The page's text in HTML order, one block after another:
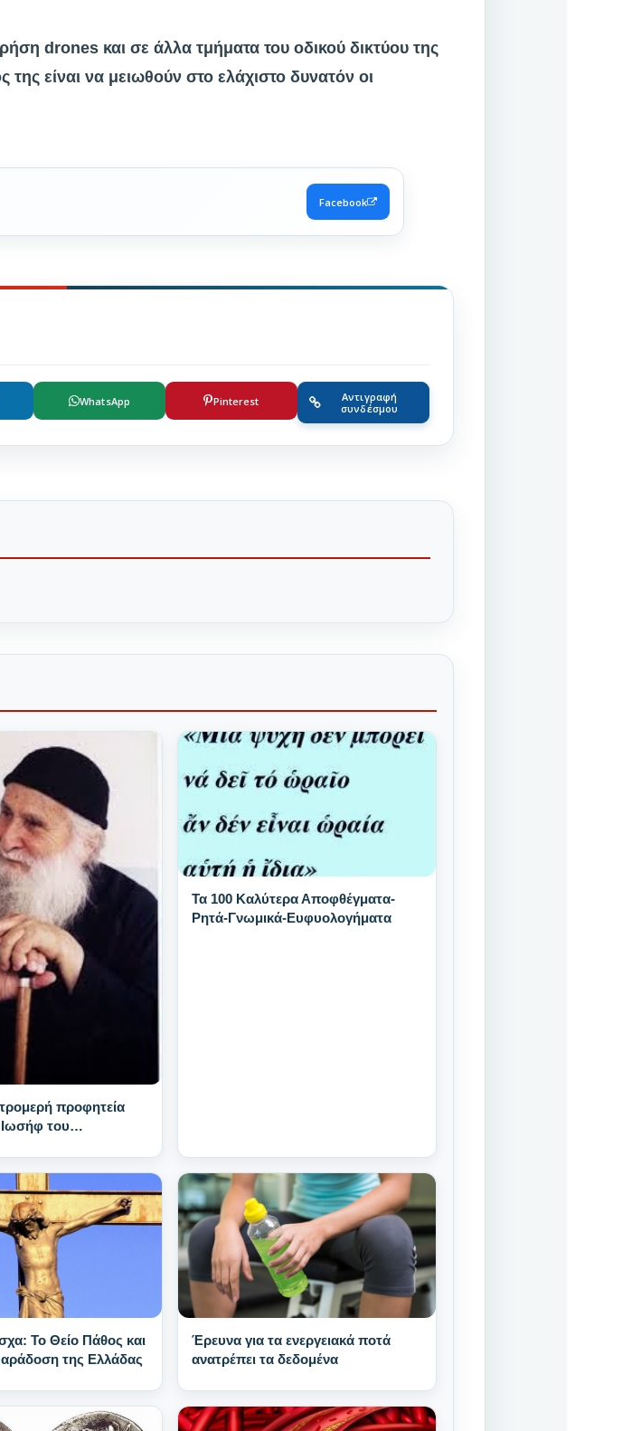
drones και σε άλλα τμήματα του οδικού δικτύου της
είναι να μειωθούν στο ελάχιστο δυνατόν οι
Facebook
WhatsApp Pinterest
Αντιγραφή
συνδέσμου
προφητεία
του
Τα 100 Καλύτερα Αποφθέγματα-
Ρητά-Γνωμικά-Ευφυολογήματα
Το Θείο Πάθος και
της Ελλάδας
Έρευνα για τα ενεργειακά ποτά
ανατρέπει τα δεδομένα